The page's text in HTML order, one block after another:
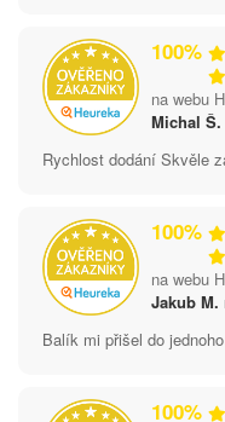
100%
na webu
Michal Š.
Rychlost dodání Skvěle
100%
na webu
Jakub M.
Balík mi přišel do
100%